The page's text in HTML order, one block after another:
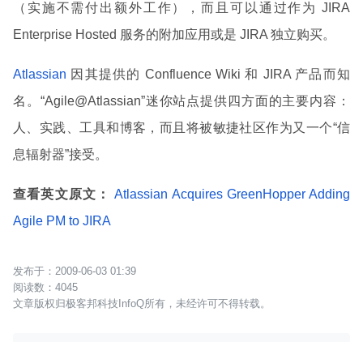
（实施不需付出额外工作），而且可以通过作为 JIRA
Enterprise Hosted 服务的附加应用或是 JIRA 独立购买。
Atlassian 因其提供的 Confluence Wiki 和 JIRA 产品而知
名。“Agile@Atlassian”迷你站点提供四方面的主要内容：
人、实践、工具和博客，而且将被敏捷社区作为又一个“信
息辐射器”接受。
查看英文原文：
Atlassian Acquires GreenHopper Adding
Agile PM to JIRA
2009-06-03 01:39
4045
文章版权归极客邦科技InfoQ所有，未经许可不得转载。